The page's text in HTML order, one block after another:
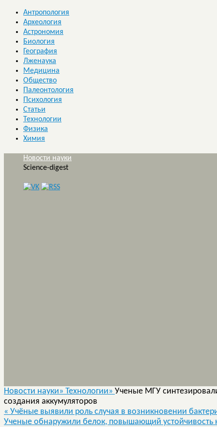
Антропология
Археология
Астрономия
Биология
География
Лженаука
Медицина
Общество
Палеонтология
Психология
Статьи
Технологии
Физика
Химия
Новости науки
Science-digest
Новости науки» Технологии» Ученые МГУ
создания аккумуляторов
« Учёные выявили роль случая в возникновении
Ученые обнаружили белок, повышающий устойчивость